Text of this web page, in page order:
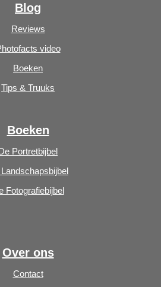
Blog
Reviews
video
Boeken
Tips & Truuks
Boeken
Portretbijbel
Fotografiebijbel
Over ons
Contact